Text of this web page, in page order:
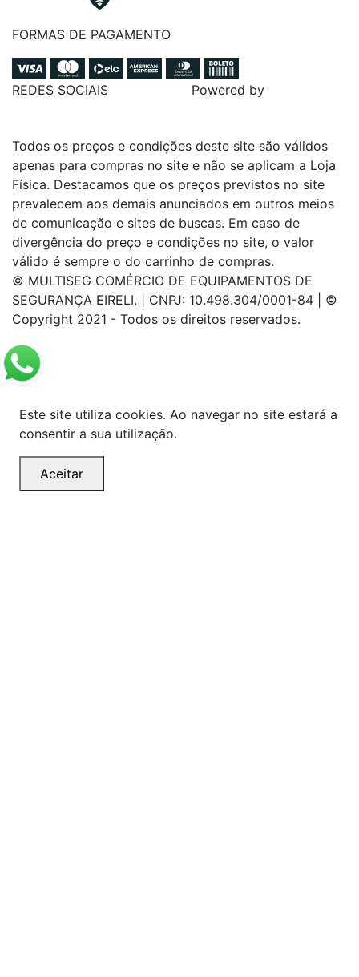
FORMAS DE PAGAMENTO
REDES SOCIAIS Powered by
Todos os preços e condições deste site são válidos
apenas para compras no site e não se aplicam a Loja
Física. Destacamos que os preços previstos no site
prevalecem aos demais anunciados em outros meios
de comunicação e sites de buscas. Em caso de
divergência do preço e condições no site, o valor
válido é sempre o do carrinho de compras.
© MULTISEG COMÉRCIO DE EQUIPAMENTOS DE
SEGURANÇA EIRELI. | CNPJ: 10.498.304/0001-84 | ©
Copyright 2021 - Todos os direitos reservados.
Este site utiliza cookies. Ao navegar no site estará a
consentir a sua utilização.
Aceitar